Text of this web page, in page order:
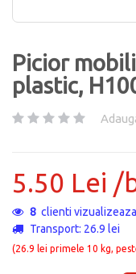
Picior
plastic,
8 clienti
Transport: 26.9 lei
(26.9 lei primele 10 kg,